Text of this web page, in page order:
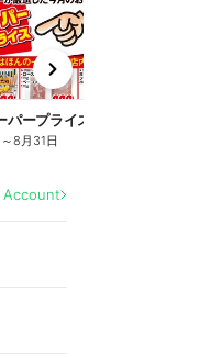
パープライス商品
～8月31日
e
t